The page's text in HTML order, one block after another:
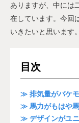
ありますが、中には
在しています。今回
いきたいと思います。
目次
≫ 排気量がバケモ
≫ 馬力がもはや
≫ デザインがユ